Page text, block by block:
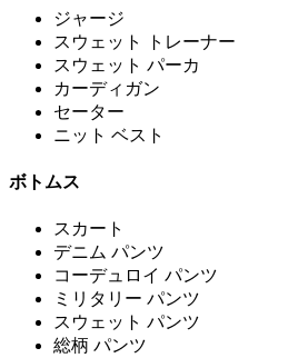
ジャージ
スウェット トレーナー
スウェット パーカ
カーディガン
セーター
ニット ベスト
ボトムス
スカート
デニム パンツ
コーデュロイ パンツ
ミリタリー パンツ
スウェット パンツ
総柄 パンツ